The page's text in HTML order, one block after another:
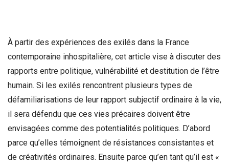
À partir des expériences des exilés dans la France
contemporaine inhospitalière, cet article vise à discuter des
rapports entre politique, vulnérabilité et destitution de l’être
humain. Si les exilés rencontrent plusieurs types de
défamiliarisations de leur rapport subjectif ordinaire à la vie,
il sera défendu que ces vies précaires doivent être
envisagées comme des potentialités politiques. D’abord
parce qu’elles témoignent de résistances consistantes et
de créativités ordinaires. Ensuite parce qu’en tant qu’il est «